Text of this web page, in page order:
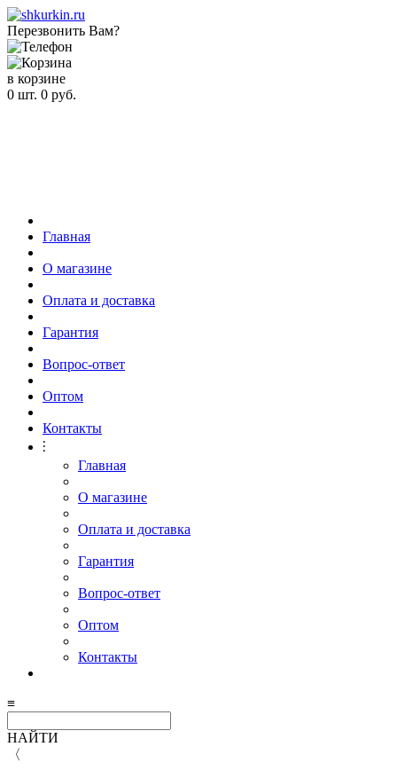
Перезвонить Вам?
в корзине
0 шт. 0 руб.
Главная
О магазине
Оплата и доставка
Гарантия
Вопрос-ответ
Оптом
Контакты
⫶
Главная
О магазине
Оплата и доставка
Гарантия
Вопрос-ответ
Оптом
Контакты
≡
НАЙТИ
〈